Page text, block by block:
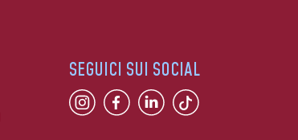
SEGUICI SUI SOCIAL